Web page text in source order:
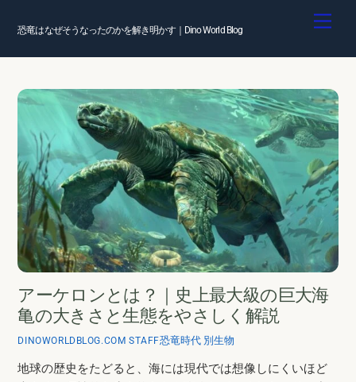
恐竜はなぜそうなったのかを解き明かす｜Dino World Blog
アーケロンとは？｜史上最大級の巨大海
亀の大きさと生態をやさしく解説
DINOWORLDBLOG.COM STAFF恐竜時代 別生物
地球の歴史をたどると、海には現代では想像しにくいほど